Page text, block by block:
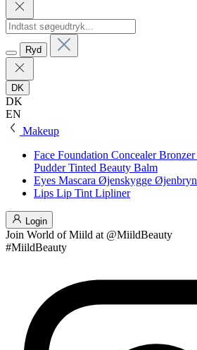
Ryd
DK
DK
EN
Makeup
Face Foundation Concealer Bronzer
Pudder Tinted Beauty Balm
Eyes Mascara Øjenskygge Øjenbryn
Lips Lip Tint Lipliner
Login
Join World of Miild at @MiildBeauty
#MiildBeauty